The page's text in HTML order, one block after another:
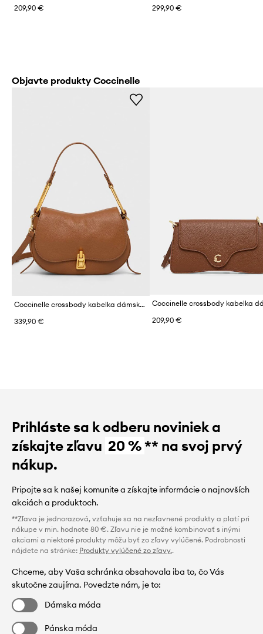
209,90 €
299,90 €
Objavte produkty Coccinelle
Coccinelle crossbody kabelka dámska kožená
339,90 €
209,90 €
Prihláste sa k odberu noviniek a
získajte zľavu 20 %** na svoj prvý
nákup.
Pripojte sa k našej komunite a získajte informácie o najnovších
akciách a produktoch.
**Zľava je jednorazová, vzťahuje sa na nezľavnené produkty a platí pri
nákupe v min. hodnote 80 €. Zľavu nie je možné kombinovať s inými
akciami a niektoré produkty môžu byť zo zľavy vylúčené. Podrobnosti
nájdete na stránke: Produkty vylúčené zo zľavy..
Chceme, aby Vaša schránka obsahovala iba to, čo Vás
skutočne zaujíma. Povedzte nám, je to:
Dámska móda
Pánska móda